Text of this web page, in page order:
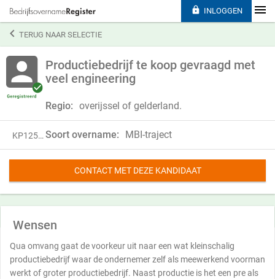
TERUG NAAR SELECTIE
Productiebedrijf te koop gevraagd met
veel engineering
Regio: overijssel of gelderland.
KP12501 Soort overname: MBI-traject
CONTACT MET DEZE KANDIDAAT
Wensen
Qua omvang gaat de voorkeur uit naar een wat kleinschalig
productiebedrijf waar de ondernemer zelf als meewerkend voorman
werkt of groter productiebedrijf. Naast productie is het een pre als
 INLOGGEN